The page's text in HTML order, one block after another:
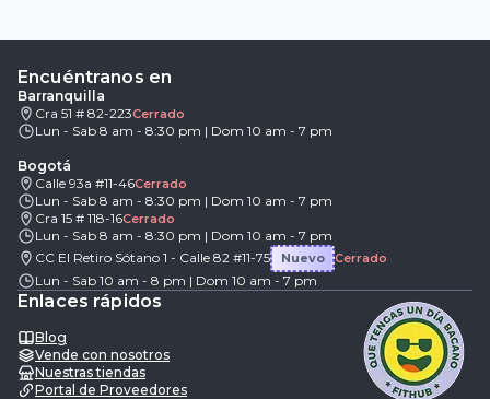
Encuéntranos en
Barranquilla
Cra 51 # 82-223Cerrado
Lun - Sab 8 am - 8:30 pm | Dom 10 am - 7 pm
Bogotá
Calle 93a #11-46Cerrado
Lun - Sab 8 am - 8:30 pm | Dom 10 am - 7 pm
Cra 15 # 118-16Cerrado
Lun - Sab 8 am - 8:30 pm | Dom 10 am - 7 pm
CC El Retiro Sótano 1 - Calle 82 #11-75
Nuevo Cerrado
Lun - Sab 10 am - 8 pm | Dom 10 am - 7 pm
Enlaces rápidos
Blog
Vende con nosotros
Nuestras tiendas
Portal de Proveedores